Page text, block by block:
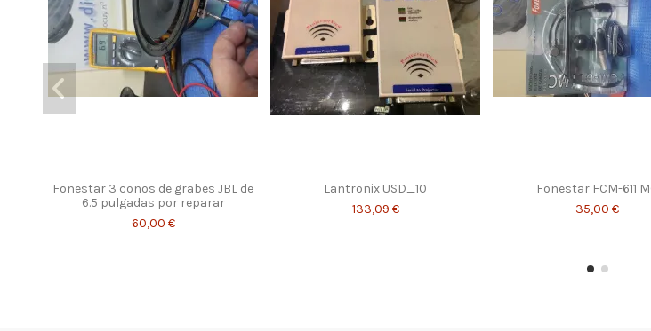
Fonestar 3 conos de grabes JBL de
6.5 pulgadas por reparar
60,00 €
Lantronix USD_10
133,09 €
Fonestar FCM-611
35,00 €